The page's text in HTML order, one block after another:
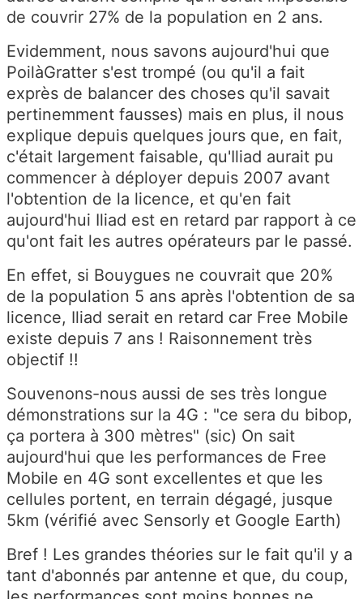
de couvrir 27% de la population en 2 ans.
Evidemment, nous savons aujourd'hui que
PoilàGratter s'est trompé (ou qu'il a fait
exprès de balancer des choses qu'il savait
pertinemment fausses) mais en plus, il nous
explique depuis quelques jours que, en fait,
c'était largement faisable, qu'Iliad aurait pu
commencer à déployer depuis 2007 avant
l'obtention de la licence, et qu'en fait
aujourd'hui Iliad est en retard par rapport à ce
qu'ont fait les autres opérateurs par le passé.
En effet, si Bouygues ne couvrait que 20%
de la population 5 ans après l'obtention de sa
licence, Iliad serait en retard car Free Mobile
existe depuis 7 ans ! Raisonnement très
objectif !!
Souvenons-nous aussi de ses très longue
démonstrations sur la 4G : "ce sera du bibop,
ça portera à 300 mètres" (sic) On sait
aujourd'hui que les performances de Free
Mobile en 4G sont excellentes et que les
cellules portent, en terrain dégagé, jusque
5km (vérifié avec Sensorly et Google Earth)
Bref ! Les grandes théories sur le fait qu'il y a
tant d'abonnés par antenne et que, du coup,